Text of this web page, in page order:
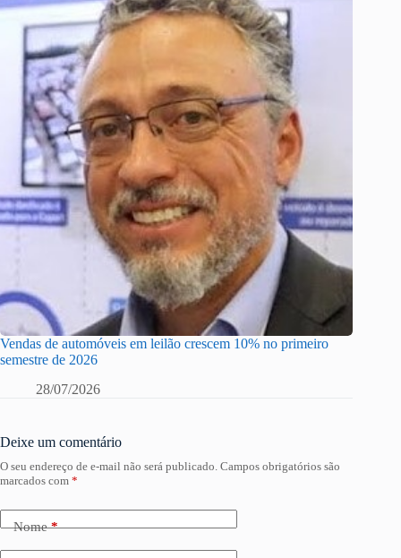
Vendas de automóveis em leilão crescem 10% no primeiro
semestre de 2026
28/07/2026
Deixe um comentário
O seu endereço de e-mail não será publicado. Campos obrigatórios são
marcados com *
Nome*